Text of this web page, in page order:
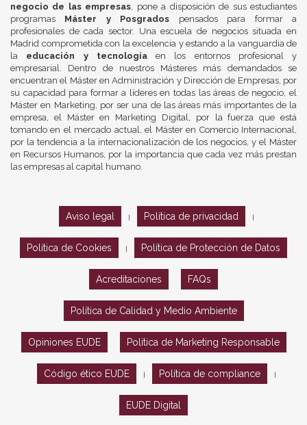
negocio de las empresas , pone a disposición de sus estudiantes
programas Máster y Posgrados pensados para formar a
profesionales de cada sector. Una escuela de negocios situada en
Madrid comprometida con la excelencia y estando a la vanguardia de
la educación y tecnologíaen los entornos profesional y
empresarial. Dentro de nuestros Másteres más demandados se
encuentran el Máster en Administración y Dirección de Empresas, por
su capacidad para formar a líderes en todas las áreas de negocio, el
Máster en Marketing, por ser una de las áreas más importantes de la
empresa, el Máster en Marketing Digital, por la fuerza que está
tomando en el mercado actual, el Máster en Comercio Internacional,
por la tendencia a la internacionalización de los negocios, y el Máster
en Recursos Humanos, por la importancia que cada vez más prestan
las empresas al capital humano.
Aviso legal Política de privacidad
Política de Cookies Política de Protección de Datos
Acreditaciones FAQs
Política de Calidad y Medio Ambiente
Opiniones EUDE Política de Marketing Responsable
Código ético EUDE Política de compliance
EUDE Digital